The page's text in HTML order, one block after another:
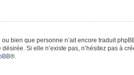
bien que personne n’ait encore traduit
Si elle n’existe pas, n’hésitez pas à
®.